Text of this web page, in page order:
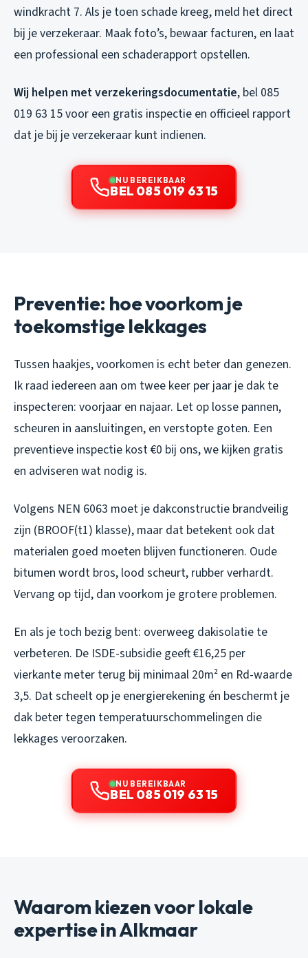
windkracht 7. Als je toen schade kreeg, meld het direct
bij je verzekeraar. Maak foto’s, bewaar facturen, en laat
een professional een schaderapport opstellen.
Wij helpen met verzekeringsdocumentatie, bel 085
019 63 15 voor een gratis inspectie en officieel rapport
dat je bij je verzekeraar kunt indienen.
NU BEREIKBAAR
BEL 085 019 63 15
Preventie: hoe voorkom je
toekomstige lekkages
Tussen haakjes, voorkomen is echt beter dan genezen.
Ik raad iedereen aan om twee keer per jaar je dak te
inspecteren: voorjaar en najaar. Let op losse pannen,
scheuren in aansluitingen, en verstopte goten. Een
preventieve inspectie kost €0 bij ons, we kijken gratis
en adviseren wat nodig is.
Volgens NEN 6063 moet je dakconstructie brandveilig
zijn (BROOF(t1) klasse), maar dat betekent ook dat
materialen goed moeten blijven functioneren. Oude
bitumen wordt bros, lood scheurt, rubber verhardt.
Vervang op tijd, dan voorkom je grotere problemen.
En als je toch bezig bent: overweeg dakisolatie te
verbeteren. De ISDE-subsidie geeft €16,25 per
vierkante meter terug bij minimaal 20m² en Rd-waarde
3,5. Dat scheelt op je energierekening én beschermt je
dak beter tegen temperatuurschommelingen die
lekkages veroorzaken.
NU BEREIKBAAR
BEL 085 019 63 15
Waarom kiezen voor lokale
expertise in Alkmaar